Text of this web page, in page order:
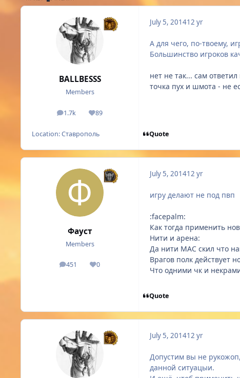
BALLBESSS
Members
1.7k
posts 89
Reputation
Location:Ставрополь
July 5, 201412 yr
А для чего, по-твоему,
Большинство игроков
нет не так... сам
точка пух и шмота - не
Quote
Фауст
Members
451
posts 0
Reputation
July 5, 201412 yr
игру делают не под пвп
:facepalm:
Как тогда применить
Нити и арена:
Да нити МАС скил что
Врагов полк действует
Что одними чк и
Quote
July 5, 201412 yr
Допустим вы не
данной ситуацыи.